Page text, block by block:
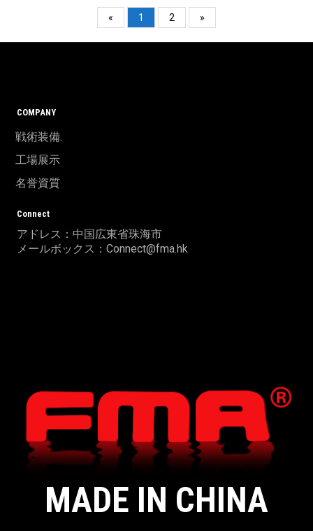
« 1 2 »
MADE IN CHINA
COMPANY
戦術装備.
工場展示
名誉資質
Connect
アドレス：中国広東省珠海市
メールボックス：Connect@fma.hk